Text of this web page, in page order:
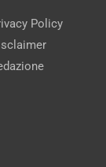
Policy